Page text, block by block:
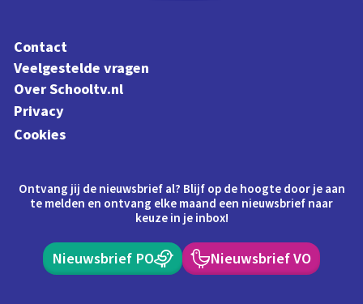
Contact
Veelgestelde vragen
Over Schooltv.nl
Privacy
Cookies
Ontvang jij de nieuwsbrief al? Blijf op de hoogte door je aan
te melden en ontvang elke maand een nieuwsbrief naar
keuze in je inbox!
Nieuwsbrief PO Nieuwsbrief VO